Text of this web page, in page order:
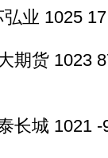
1025 17
货 1023
城 1021 -